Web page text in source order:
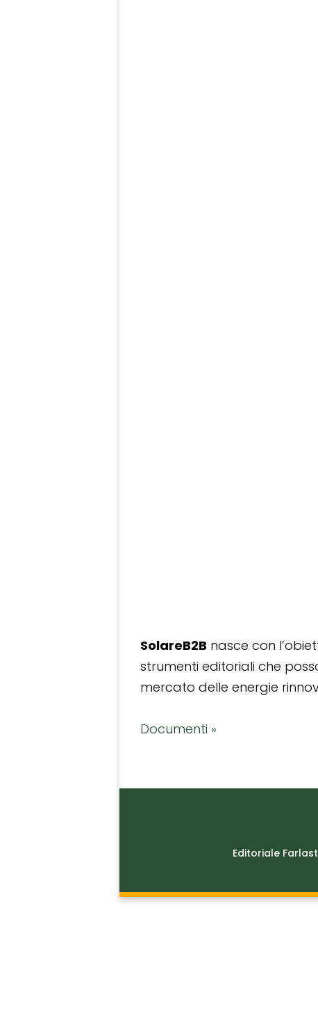
SolareB2B nasce con
strumenti editoriali che
mercato delle energie
Documenti »
Editoriale